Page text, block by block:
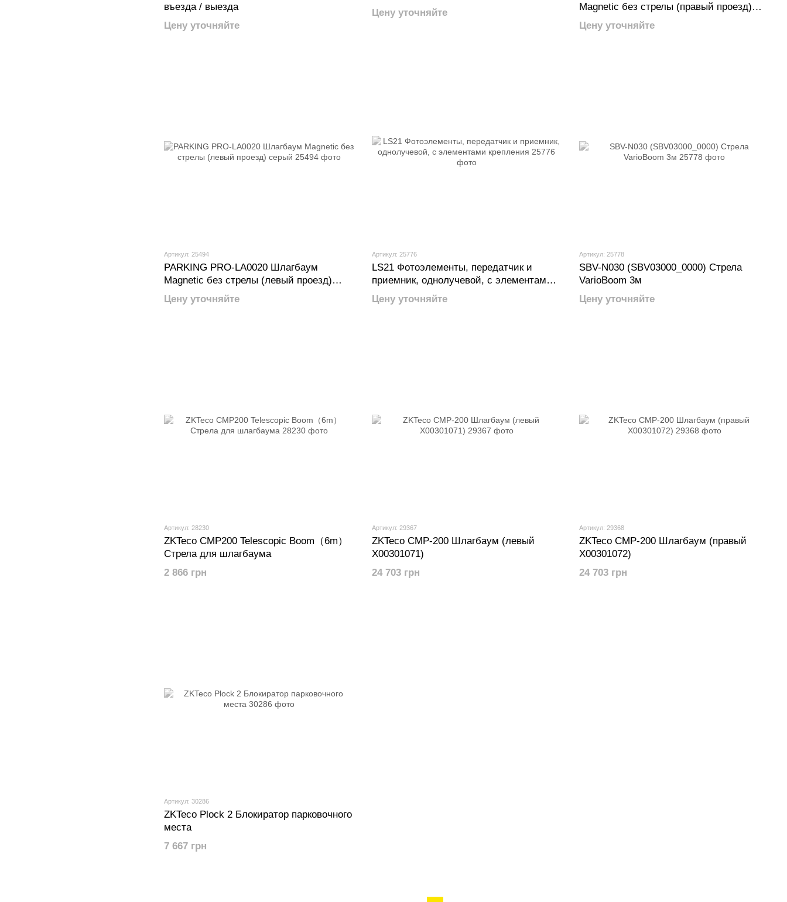
въезда / выезда
Цену уточняйте
Цену уточняйте
Magnetic без стрелы (правый проезд)
серый
Цену уточняйте
Артикул: 25494
PARKING PRO-LA0020 Шлагбаум
Magnetic без стрелы (левый проезд)
серый
Цену уточняйте
Артикул: 25776
LS21 Фотоэлементы, передатчик и
приемник, однолучевой, с элементами
крепления
Цену уточняйте
Артикул: 25778
SBV-N030 (SBV03000_0000) Стрела
VarioBoom 3м
Цену уточняйте
Артикул: 28230
ZKTeco CMP200 Telescopic Boom（6m）
Стрела для шлагбаума
2 866 грн
Артикул: 29367
ZKTeco CMP-200 Шлагбаум (левый
X00301071)
24 703 грн
Артикул: 29368
ZKTeco CMP-200 Шлагбаум (правый
X00301072)
24 703 грн
Артикул: 30286
ZKTeco Plock 2 Блокиратор парковочного
места
7 667 грн